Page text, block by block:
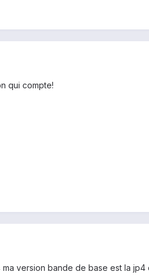
qui compte!
ma version bande de base est la